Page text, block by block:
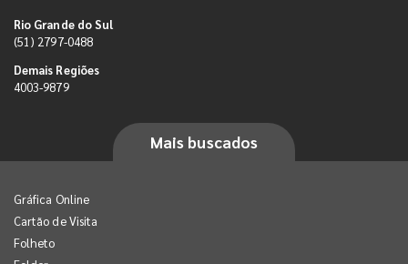
Rio Grande do Sul
(51) 2797-0488
Demais Regiões
4003-9879
Mais buscados
Gráfica Online
Cartão de Visita
Folheto